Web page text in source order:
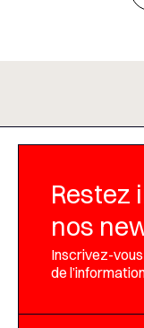
Restez
nos
Inscrivez-
de